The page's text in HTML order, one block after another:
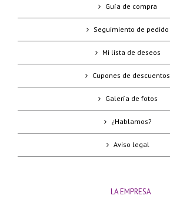
Guía de compra
Seguimiento de pedido
Mi lista de deseos
Cupones de descuentos
Galería de fotos
¿Hablamos?
Aviso legal
LA EMPRESA